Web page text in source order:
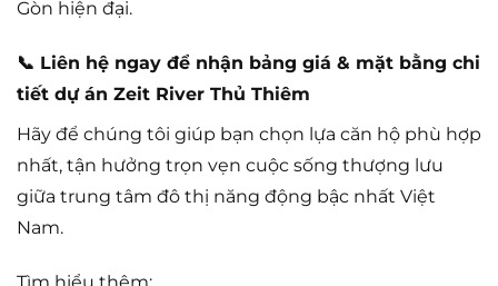
Gòn hiện đại.
📞 Liên hệ ngay để nhận bảng giá & mặt bằng chi
tiết dự án Zeit River Thủ Thiêm
Hãy để chúng tôi giúp bạn chọn lựa căn hộ phù hợp
nhất, tận hưởng trọn vẹn cuộc sống thượng lưu
giữa trung tâm đô thị năng động bậc nhất Việt
Nam.